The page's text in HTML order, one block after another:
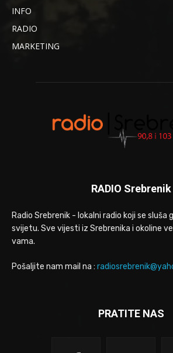
INFO
RADIO
MARKETING
RADIO Srebrenik
Radio Srebrenik - lokalni radio koji se sluša
svijetu. Sve vijesti iz Srebrenika i okoline
vama.
Pošaljite nam mail na :
PRATITE NAS